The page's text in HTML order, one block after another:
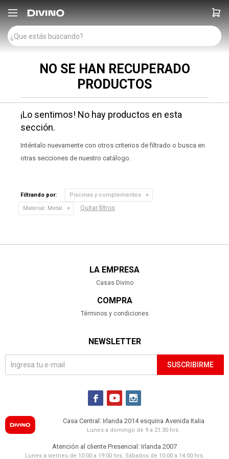

NO SE HAN RECUPERADO
PRODUCTOS
¡Lo sentimos! No hay productos en esta
sección.
Inténtalo nuevamente con otros criterios de filtrado o busca en
otras secciones de nuestro catálogo.
Filtrando por:
Piscinas y complementos
Material: Metal Quitar filtros
LA EMPRESA
Casas Divino
COMPRA
Términos y condiciones
NEWSLETTER
SUSCRIBIRME
  
Casa Central: Irlanda 2014 esquina Avenida Italia
Lunes a domingo de 9 a 21:30 hrs.
Atención al cliente Presencial: Irlanda 2007
Lunes a viernes de 10:00 a 19:00 hrs. Sábados de 10:00 a 14:00 hrs.